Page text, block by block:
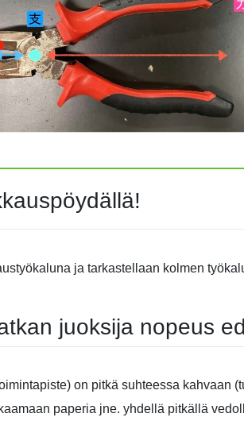
ja tarkastellaan kolmen
juoksija nopeus
on pitkä suhteessa kahvaan
paperia jne. yhdellä pitkällä